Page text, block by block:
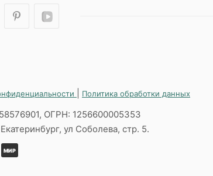
Политика обработки данных
ОГРН: 1256600005353
ул Соболева, стр. 5.
МИР